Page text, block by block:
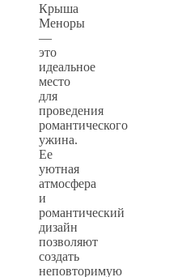
Крыша
Меноры
—
это
идеальное
место
для
проведения
романтического
ужина.
Ее
уютная
атмосфера
и
романтический
дизайн
позволяют
создать
неповторимую